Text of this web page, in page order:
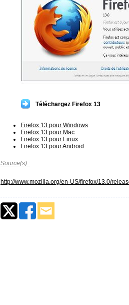
Téléchargez Firefox 13
Firefox 13 pour Windows
Firefox 13 pour Mac
Firefox 13 pour Linux
Firefox 13 pour Android
Source(s) :
http://www.mozilla.org/en-US/firefox/13.0/